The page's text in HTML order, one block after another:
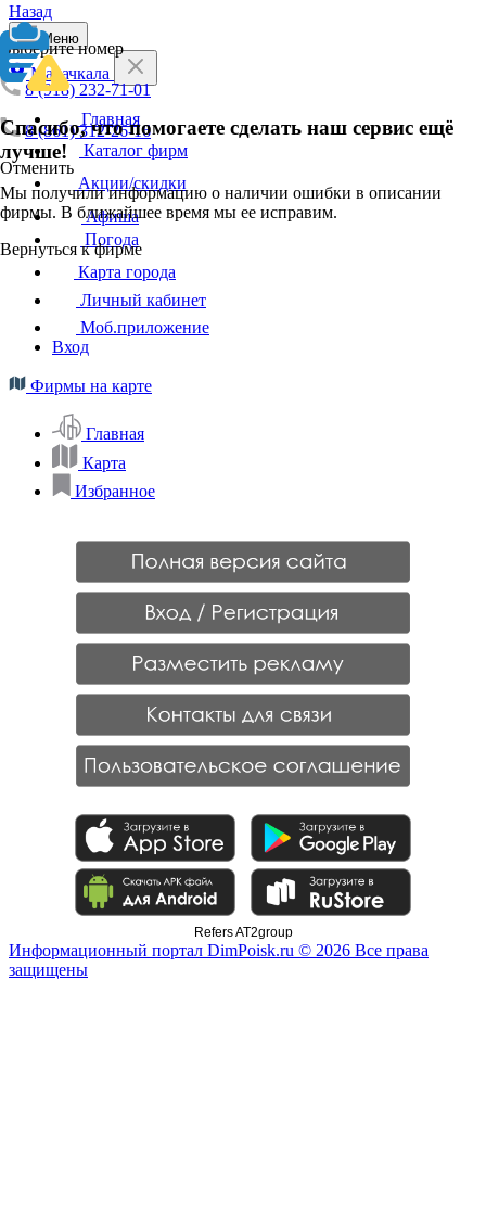
Назад
Выберите номер
8 (918) 232-71-01
8 (861) 312-26-16
Отменить
Спасибо, что помогаете сделать наш сервис ещё
лучше!
Мы получили информацию о наличии ошибки в описании
фирмы. В ближайшее время мы ее исправим.
Вернуться к фирме
Меню
Махачкала
Главная
Каталог фирм
Акции/скидки
Афиша
Погода
Карта города
Личный кабинет
Моб.приложение
Вход
Фирмы на карте
Главная
Карта
Избранное
Refers AT2group
Информационный портал DimPoisk.ru © 2026 Все права
защищены